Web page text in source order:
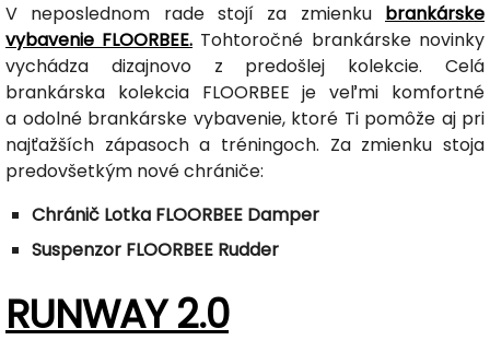
V neposlednom rade stojí za zmienku brankárske
vybavenie FLOORBEE. Tohtoročné brankárske novinky
vychádza dizajnovo z predošlej kolekcie. Celá
brankárska kolekcia FLOORBEE je veľmi komfortné
a odolné brankárske vybavenie, ktoré Ti pomôže aj pri
najťažších zápasoch a tréningoch. Za zmienku stoja
predovšetkým nové chrániče:
Chránič Lotka FLOORBEE Damper
Suspenzor FLOORBEE Rudder
RUNWAY 2.0